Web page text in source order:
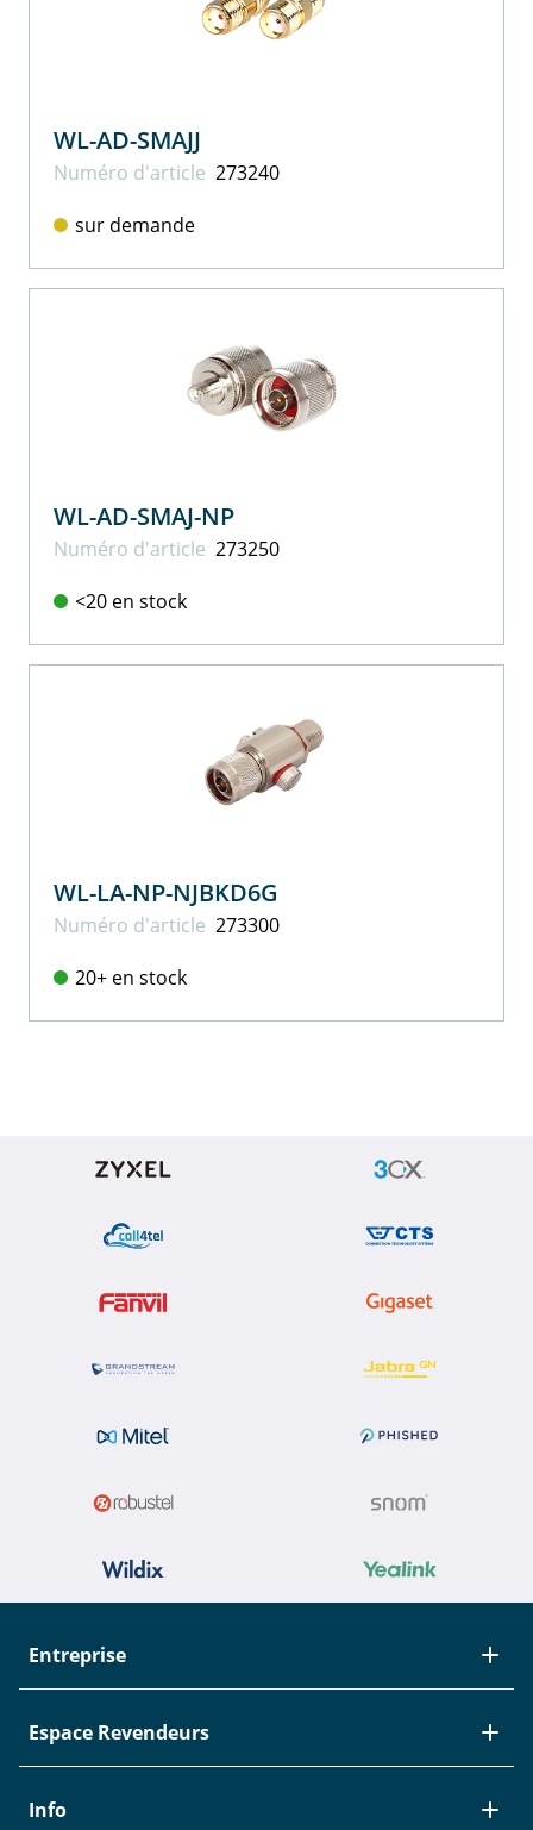
WL-AD-SMAJJ
Numéro d'article 273240
sur demande
WL-AD-SMAJ-NP
Numéro d'article 273250
<20 en stock
WL-LA-NP-NJBKD6G
Numéro d'article 273300
20+ en stock
Entreprise
À propos de Studerus
Equipe
Contact
Espace Revendeurs
Nouveautés / EOL
Info